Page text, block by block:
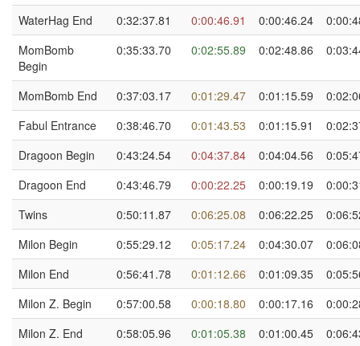
WaterHag End
0:32:37.81 0:00:46.91 0:00:46.24
MomBomb
Begin
0:35:33.70 0:02:55.89 0:02:48.86
MomBomb End 0:37:03.17 0:01:29.47 0:01:15.59
Fabul Entrance
0:38:46.70 0:01:43.53 0:01:15.91
Dragoon Begin
0:43:24.54 0:04:37.84 0:04:04.56
Dragoon End
0:43:46.79 0:00:22.25 0:00:19.19
Twins
0:50:11.87 0:06:25.08 0:06:22.25
Milon Begin
0:55:29.12 0:05:17.24 0:04:30.07
Milon End
0:56:41.78 0:01:12.66 0:01:09.35
Milon Z. Begin
0:57:00.58 0:00:18.80 0:00:17.16
Milon Z. End
0:58:05.96 0:01:05.38 0:01:00.45